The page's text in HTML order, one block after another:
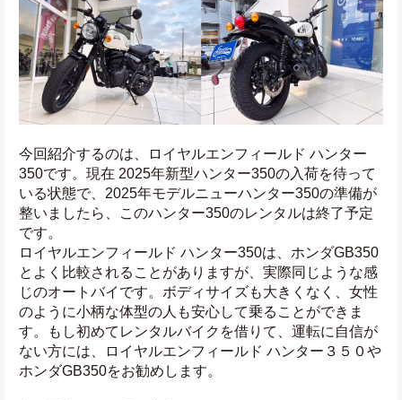
今回紹介するのは、ロイヤルエンフィールド ハンター
350です。現在 2025年新型ハンター350の入荷を待って
いる状態で、2025年モデルニューハンター350の準備が
整いましたら、このハンター350のレンタルは終了予定
です。
ロイヤルエンフィールド ハンター350は、ホンダGB350
とよく比較されることがありますが、実際同じような感
じのオートバイです。ボディサイズも大きくなく、女性
のように小柄な体型の人も安心して乗ることができま
す。もし初めてレンタルバイクを借りて、運転に自信が
ない方には、ロイヤルエンフィールド ハンター３５０や
ホンダGB350をお勧めします。